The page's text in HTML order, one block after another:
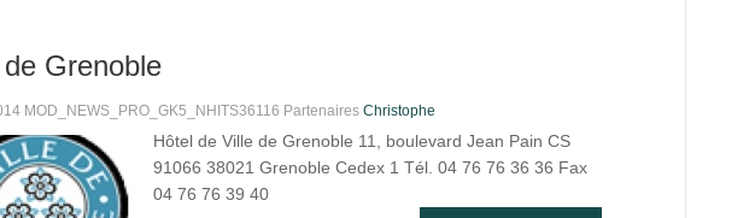
Grenoble
MOD_NEWS_PRO_GK5_NHITS36116 PartenairesChristophe
Hôtel de Ville de Grenoble 11, boulevard Jean Pain CS
91066 38021 Grenoble Cedex 1 Tél. 04 76 76 36 36 Fax
04 76 76 39 40